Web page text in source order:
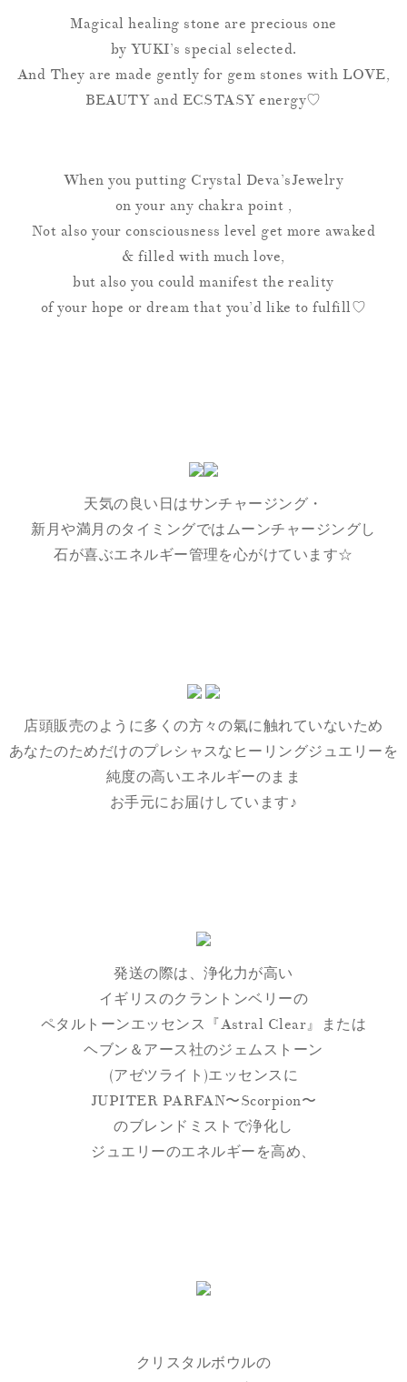
Magical healing stone are precious one
by YUKI’s special selected.
And They are made gently for gem stones with LOVE,
BEAUTY and ECSTASY energy♡
When you putting Crystal Deva’sJewelry
on your any chakra point ,
Not also your consciousness level get more awaked
& filled with much love,
but also you could manifest the reality
of your hope or dream that you’d like to fulfill♡
天気の良い日はサンチャージング・
新月や満月のタイミングではムーンチャージングし
石が喜ぶエネルギー管理を心がけています☆
店頭販売のように多くの方々の氣に触れていないため
あなたのためだけのプレシャスなヒーリングジュエリーを
純度の高いエネルギーのまま
お手元にお届けしています♪
発送の際は、浄化力が高い
イギリスのクラントンベリーの
ペタルトーンエッセンス『Astral Clear』または
ヘブン＆アース社のジェムストーン
(アゼツライト)エッセンスに
JUPITER PARFAN〜Scorpion〜
のブレンドミストで浄化し
ジュエリーのエネルギーを高め、
クリスタルボウルの